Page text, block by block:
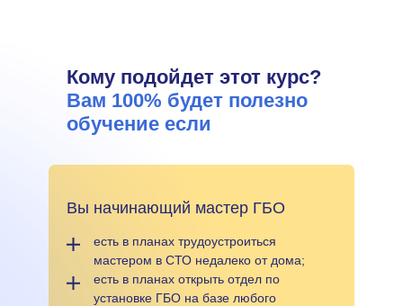
Кому подойдет этот курс?
Вам 100% будет полезно
обучение если
Вы начинающий мастер ГБО
есть в планах трудоустроиться
мастером в СТО недалеко от дома;
есть в планах открыть отдел по
установке ГБО на базе любого